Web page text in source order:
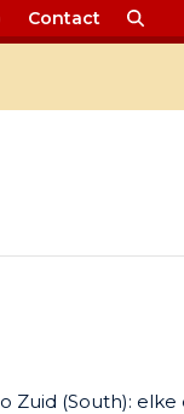
Contact
Zuid (South):